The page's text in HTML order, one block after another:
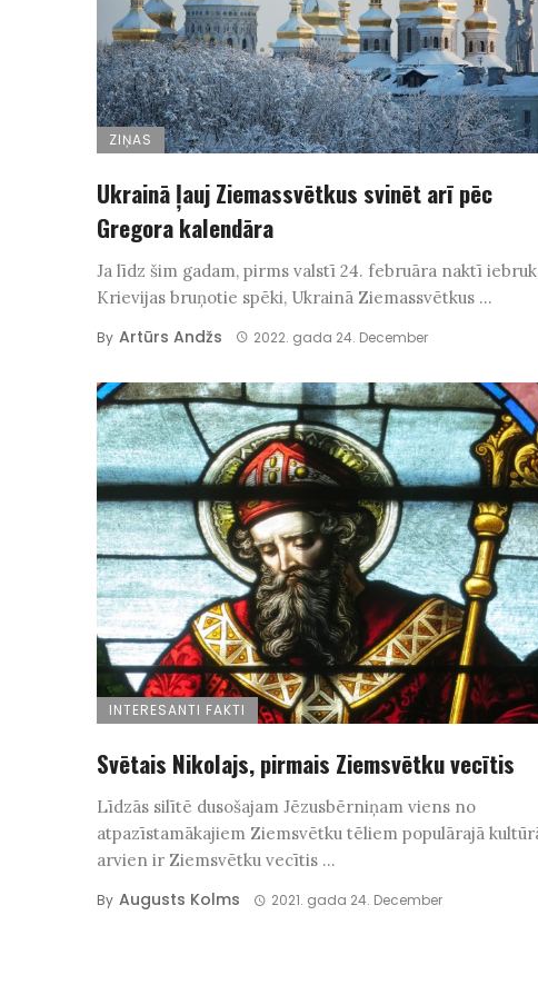
ZIŅAS
Ukrainā ļauj Ziemassvētkus svinēt arī pēc
Gregora kalendāra
Ja līdz šim gadam, pirms valstī 24. februāra naktī
Krievijas bruņotie spēki, Ukrainā Ziemassvētkus ...
By Artūrs Andžs 2022. gada 24. December
INTERESANTI FAKTI
Svētais Nikolajs, pirmais Ziemsvētku vecītis
Līdzās silītē dusošajam Jēzusbērniņam viens no
atpazīstamākajiem Ziemsvētku tēliem populārajā
arvien ir Ziemsvētku vecītis ...
By Augusts Kolms 2021. gada 24. December